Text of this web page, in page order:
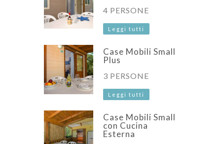
4 PERSONE
Leggi tutti
Case Mobili Small
Plus
3 PERSONE
Leggi tutti
Case Mobili Small
con Cucina
Esterna